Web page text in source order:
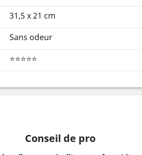
31,5 x 21 cm
Sans odeur
⭐⭐⭐⭐⭐
Conseil de pro